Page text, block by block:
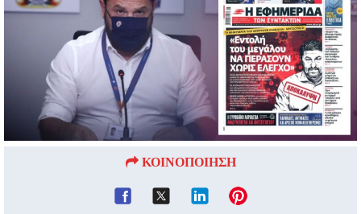
ΚΟΙΝΟΠΟΙΗΣΗ